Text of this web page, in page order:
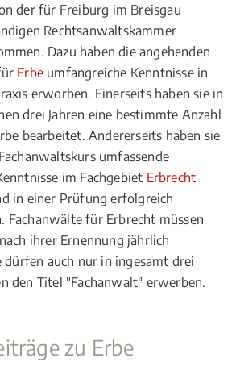
der für Freiburg im Breisgau
Rechtsanwaltskammer
Dazu haben die angehenden
Erbe umfangreiche Kenntnisse in
erworben. Einerseits haben sie in
drei Jahren eine bestimmte Anzahl
bearbeitet. Andererseits haben sie
umfassende
im Fachgebiet Erbrecht
in einer Prüfung erfolgreich
Fachanwälte für Erbrecht müssen
ihrer Ernennung jährlich
auch nur in ingesamt drei
den Titel "Fachanwalt" erwerben.
zu Erbe